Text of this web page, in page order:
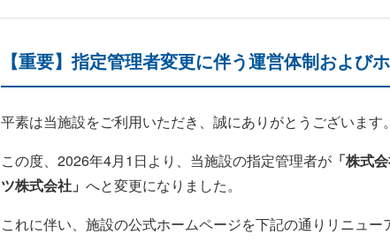
【重要】指定管理者変更に伴う運営体制および
平素は当施設をご利用いただき、誠にありがとうございます。
この度、2026年4月1日より、当施設の指定管理者が 「株式
ツ株式会社」 へと変更になりました。
これに伴い、施設の公式ホームページを下記の通りリニュ